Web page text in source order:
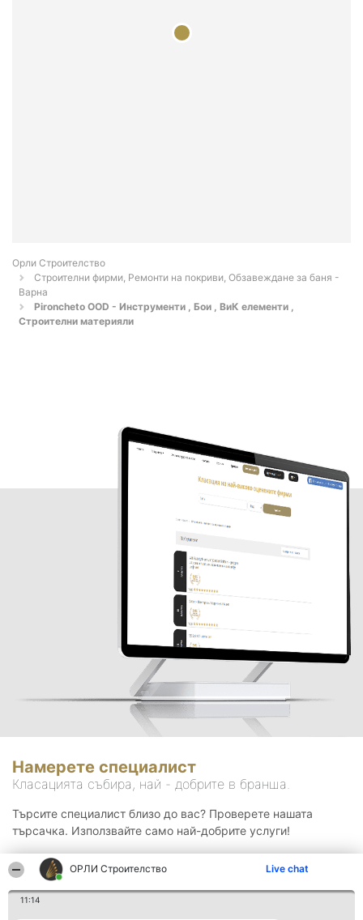
ОРЛИ Строителство Live chat
11:14
Орли Строителство
Строителни фирми, Ремонти на покриви, Обзавеждане за баня -
Варна
Pironcheto OOD - Инструменти , Бои , ВиК елементи ,
Строителни материяли
Намерете специалист
Класацията събира, най - добрите в бранша.
Търсите специалист близо до вас? Проверете нашата
търсачка. Използвайте само най-добрите услуги!